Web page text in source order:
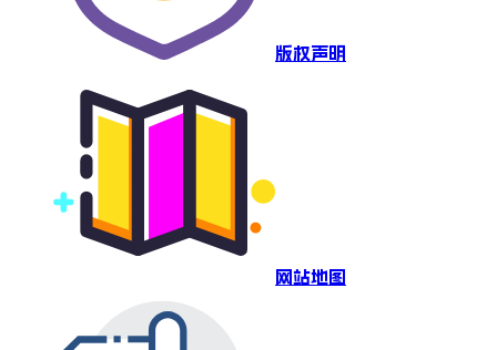
版权声明
网站地图